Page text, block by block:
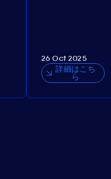
26 Oct 2025
詳細はこち
ら